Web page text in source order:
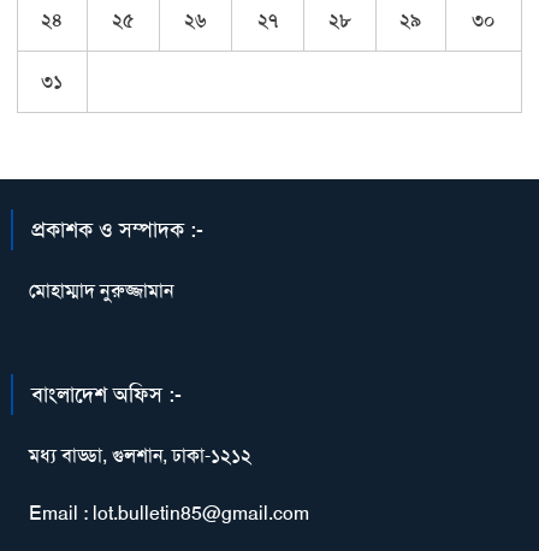
২৪ ২৫ ২৬ ২৭ ২৮ ২৯ ৩০
৩১
প্রকাশক ও সম্পাদক :-
মোহাম্মাদ নুরুজ্জামান
বাংলাদেশ অফিস :-
মধ্য বাড্ডা, গুলশান, ঢাকা-১২১২
Email : lot.bulletin85@gmail.com